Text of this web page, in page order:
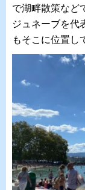
で湖畔散策など
ジュネーブを代
もそこに位置し